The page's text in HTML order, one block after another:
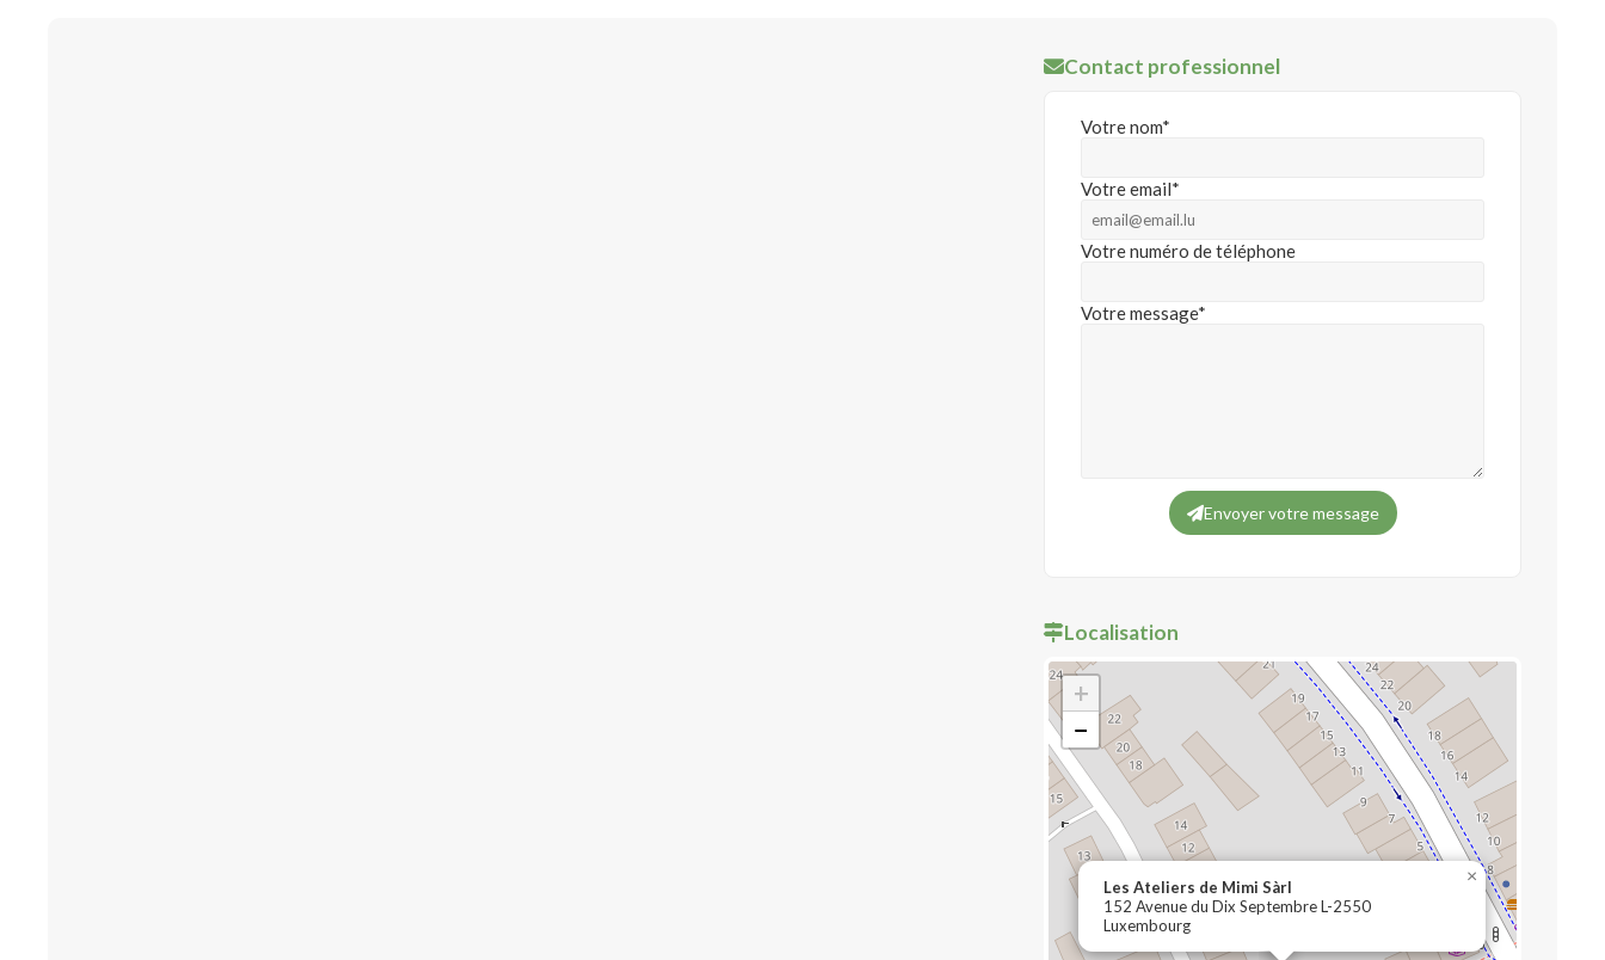
Contact professionnel
Votre nom*
Votre email*
Votre numéro de téléphone
Votre message*
Envoyer votre message
Localisation
Les Ateliers de Mimi Sàrl
152 Avenue du Dix Septembre L-2550
Luxembourg
×
+
−